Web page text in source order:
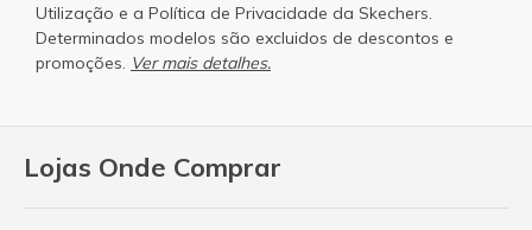
Lojas Onde Comprar
Utilização e a Política de Privacidade da Skechers.
Determinados modelos são excluidos de descontos e
promoções. Ver mais detalhes.